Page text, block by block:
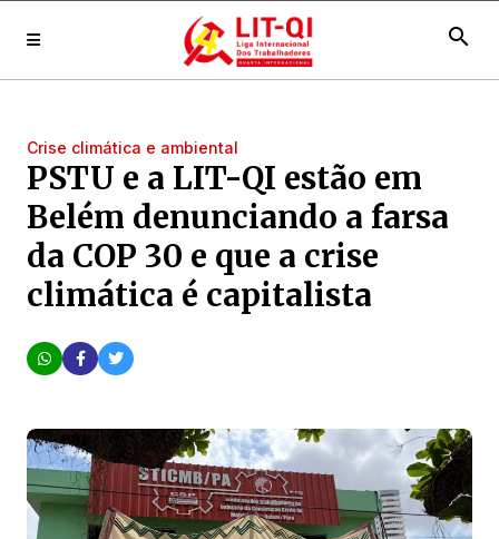
search
Crise climática e ambiental
PSTU e a LIT-QI estão em
Belém denunciando a farsa
da COP 30 e que a crise
climática é capitalista